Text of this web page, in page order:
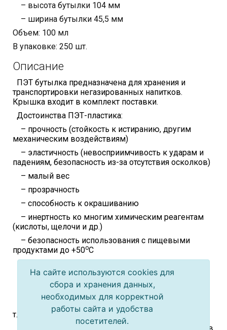
– высота бутылки 104 мм
– ширина бутылки 45,5 мм
Объем: 100 мл
В упаковке: 250 шт.
Описание
ПЭТ бутылка предназначена для хранения и
транспортировки негазированных напитков.
Крышка входит в комплект поставки.
Достоинства ПЭТ-пластика:
– прочность (стойкость к истиранию, другим
механическим воздействиям)
– эластичность (невосприимчивость к ударам и
падениям, безопасность из-за отсутствия осколков)
– малый вес
– прозрачность
– способность к окрашиванию
– инертность ко многим химическим реагентам
(кислоты, щелочи и др.)
– безопасность использования с пищевыми
продуктами до +50оC
– возможность многоразового использования
– низкая себестоимость производства
Недостатки:
– имеет ограничения по срокам хранения,
т.к.пропускает газы, ультрафиолет и кислород
На сайте используются cookies для
сбора и хранения данных,
необходимых для корректной
работы сайта и удобства
посетителей.